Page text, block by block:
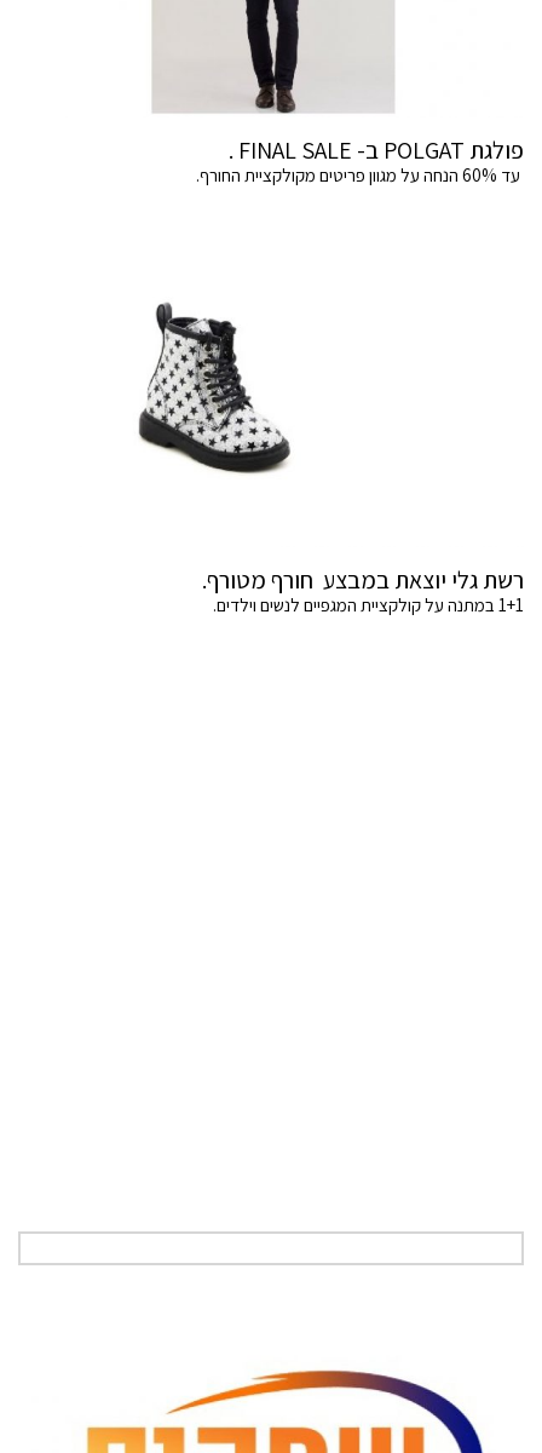
פולגת POLGAT ב- FINAL SALE .
עד 60% הנחה על מגוון פריטים מקולקציית החורף.
רשת גלי יוצאת במבצע חורף מטורף.
1+1 במתנה על קולקציית המגפיים לנשים וילדים.